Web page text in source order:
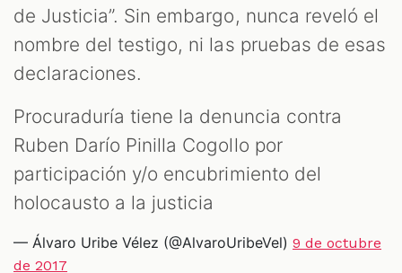
de Justicia”. Sin embargo, nunca reveló el
nombre del testigo, ni las pruebas de esas
declaraciones.
Procuraduría tiene la denuncia contra
Ruben Darío Pinilla Cogollo por
participación y/o encubrimiento del
holocausto a la justicia
— Álvaro Uribe Vélez (@AlvaroUribeVel) 9 de octubre
de 2017